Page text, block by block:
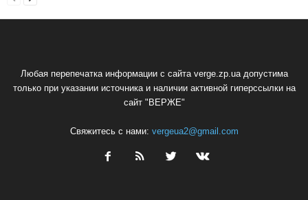
Любая перепечатка информации с сайта verge.zp.ua допустима
только при указании источника и наличии активной гиперссылки на
сайт "ВЕРЖЕ"
Свяжитесь с нами: vergeua2@gmail.com